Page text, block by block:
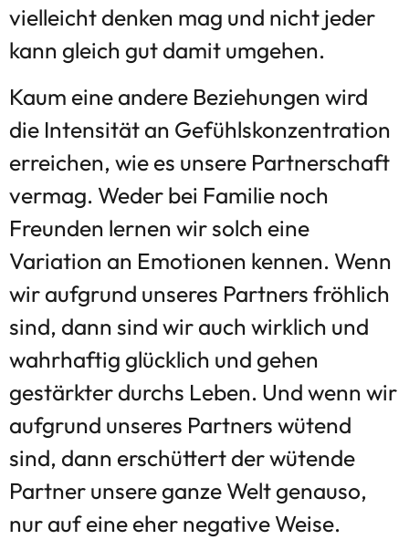
vielleicht denken mag und nicht jeder
kann gleich gut damit umgehen.
Kaum eine andere Beziehungen wird
die Intensität an Gefühlskonzentration
erreichen, wie es unsere Partnerschaft
vermag. Weder bei Familie noch
Freunden lernen wir solch eine
Variation an Emotionen kennen. Wenn
wir aufgrund unseres Partners fröhlich
sind, dann sind wir auch wirklich und
wahrhaftig glücklich und gehen
gestärkter durchs Leben. Und wenn wir
aufgrund unseres Partners wütend
sind, dann erschüttert der wütende
Partner unsere ganze Welt genauso,
nur auf eine eher negative Weise.